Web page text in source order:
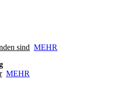
sind MEHR
MEHR